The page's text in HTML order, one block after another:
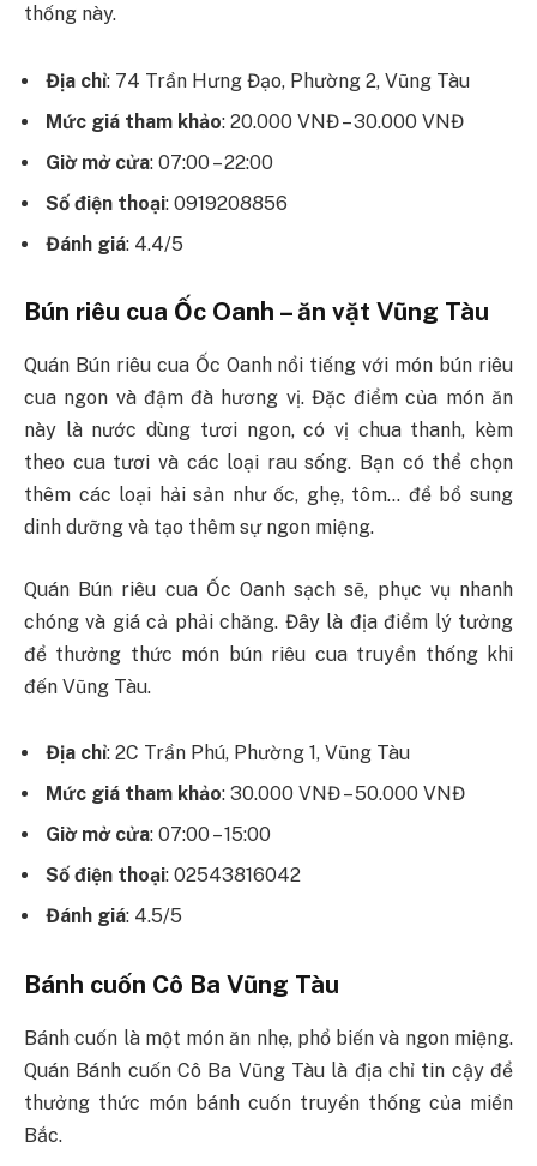
thống này.
Địa chỉ: 74 Trần Hưng Đạo, Phường 2, Vũng Tàu
Mức giá tham khảo: 20.000 VNĐ – 30.000 VNĐ
Giờ mở cửa: 07:00 – 22:00
Số điện thoại: 0919208856
Đánh giá: 4.4/5
Bún riêu cua Ốc Oanh – ăn vặt Vũng Tàu
Quán Bún riêu cua Ốc Oanh nổi tiếng với món bún riêu
cua ngon và đậm đà hương vị. Đặc điểm của món ăn
này là nước dùng tươi ngon, có vị chua thanh, kèm
theo cua tươi và các loại rau sống. Bạn có thể chọn
thêm các loại hải sản như ốc, ghẹ, tôm… để bổ sung
dinh dưỡng và tạo thêm sự ngon miệng.
Quán Bún riêu cua Ốc Oanh sạch sẽ, phục vụ nhanh
chóng và giá cả phải chăng. Đây là địa điểm lý tưởng
để thưởng thức món bún riêu cua truyền thống khi
đến Vũng Tàu.
Địa chỉ: 2C Trần Phú, Phường 1, Vũng Tàu
Mức giá tham khảo: 30.000 VNĐ – 50.000 VNĐ
Giờ mở cửa: 07:00 – 15:00
Số điện thoại: 02543816042
Đánh giá: 4.5/5
Bánh cuốn Cô Ba Vũng Tàu
Bánh cuốn là một món ăn nhẹ, phổ biến và ngon miệng.
Quán Bánh cuốn Cô Ba Vũng Tàu là địa chỉ tin cậy để
thưởng thức món bánh cuốn truyền thống của miền
Bắc.